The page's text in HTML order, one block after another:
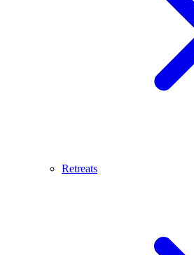
Retreats